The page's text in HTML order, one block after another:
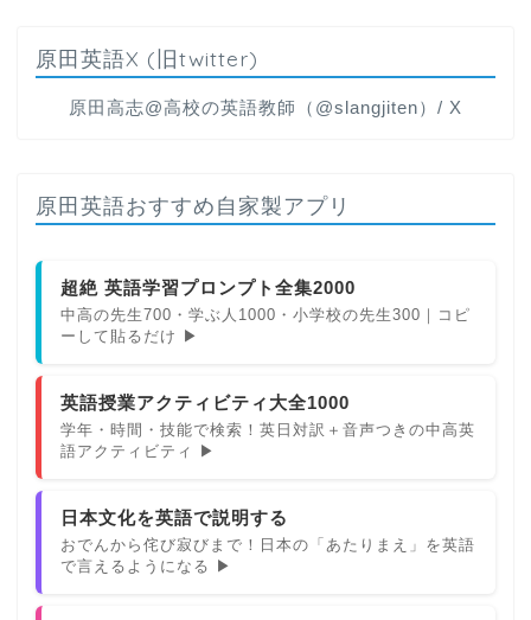
原田英語X (旧twitter)
原田高志@高校の英語教師（@slangjiten）/ X
原田英語おすすめ自家製アプリ
超絶 英語学習プロンプト全集2000
中高の先生700・学ぶ人1000・小学校の先生300｜コピ
ーして貼るだけ ▶
英語授業アクティビティ大全1000
学年・時間・技能で検索！英日対訳＋音声つきの中高英
語アクティビティ ▶
日本文化を英語で説明する
おでんから侘び寂びまで！日本の「あたりまえ」を英語
で言えるようになる ▶